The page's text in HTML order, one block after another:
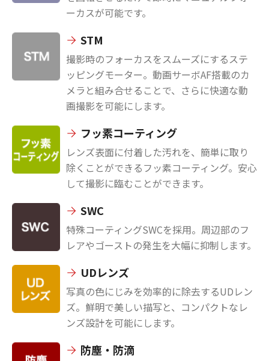
ーカスが可能です。
STM
撮影時のフォーカスをスムーズにするステ
ッピングモーター。動画サーボAF搭載のカ
メラと組み合せることで、さらに快適な動
画撮影を可能にします。
フッ素コーティング
レンズ表面に付着した汚れを、簡単に取り
除くことができるフッ素コーティング。安心
して撮影に臨むことができます。
SWC
特殊コーティングSWCを採用。周辺部のフ
レアやゴーストの発生を大幅に抑制します。
UDレンズ
写真の色にじみを効率的に除去するUDレン
ズ。鮮明で美しい描写と、コンパクトなレ
ンズ設計を可能にします。
防塵・防滴